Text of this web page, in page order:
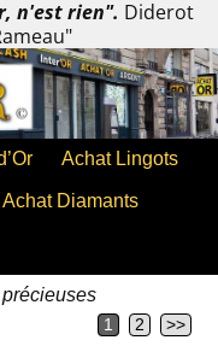
n'est rien". Diderot
Achat Lingots
Achat Diamants
1 2 >>